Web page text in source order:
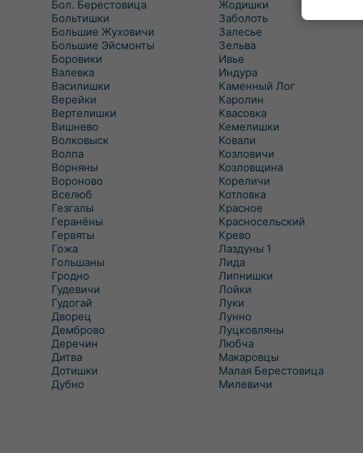
Бол. Берестовица
Больтишки
Большие Жуховичи
Большие Эйсмонты
Боровики
Валевка
Василишки
Верейки
Вертелишки
Вишнево
Волковыск
Волпа
Ворняны
Вороново
Вселюб
Гезгалы
Геранёны
Гервяты
Гожа
Гольшаны
Гродно
Гудевичи
Гудогай
Дворец
Демброво
Деречин
Дитва
Дотишки
Дубно
Жодишки
Заболоть
Залесье
Зельва
Ивье
Индура
Каменный Лог
Каролин
Квасовка
Кемелишки
Ковали
Козловичи
Козловщина
Кореличи
Котловка
Красное
Красносельский
Крево
Лаздуны 1
Лида
Липнишки
Лойки
Луки
Лунно
Луцковляны
Любча
Макаровцы
Малая Берестовица
Милевичи